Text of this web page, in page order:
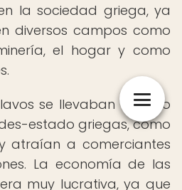
la sociedad griega, ya
diversos campos como
el hogar y como
se llevaban a cabo
estado griegas, como
atraían a comerciantes
La economía de las
muy lucrativa, ya que